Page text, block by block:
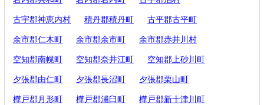
古宇郡神恵内村 積丹郡積丹町 古平郡古平町
余市郡仁木町 余市郡余市町 余市郡赤井川村
空知郡南幌町 空知郡奈井江町 空知郡上砂川町
夕張郡由仁町 夕張郡長沼町 夕張郡栗山町
樺戸郡月形町 樺戸郡浦臼町 樺戸郡新十津川町